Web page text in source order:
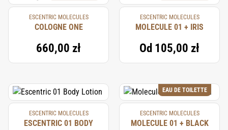
ESCENTRIC MOLECULES
COLOGNE ONE
660,00 zł
ESCENTRIC MOLECULES
MOLECULE 01 + IRIS
Od 105,00 zł
ESCENTRIC MOLECULES
ESCENTRIC 01 BODY
EAU DE TOILETTE
ESCENTRIC MOLECULES
MOLECULE 01 + BLACK